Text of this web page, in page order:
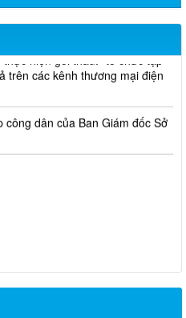
trên các kênh thương mại điện
công dân của Ban Giám đốc Sở